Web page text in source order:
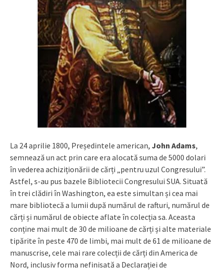
La 24 aprilie 1800, Președintele american, John Adams,
semnează un act prin care era alocată suma de 5000 dolari
în vederea achiziționării de cărți „pentru uzul Congresului”.
Astfel, s-au pus bazele Bibliotecii Congresului SUA. Situată
în trei clădiri în Washington, ea este simultan și cea mai
mare bibliotecă a lumii după numărul de rafturi, numărul de
cărți și numărul de obiecte aflate în colecția sa. Aceasta
conține mai mult de 30 de milioane de cărți și alte materiale
tipărite în peste 470 de limbi, mai mult de 61 de milioane de
manuscrise, cele mai rare colecții de cărți din America de
Nord, inclusiv forma nefinisată a Declarației de